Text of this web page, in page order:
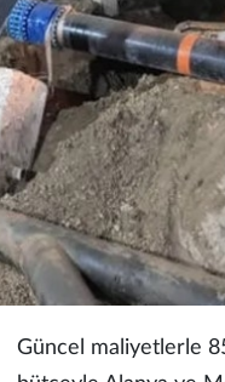
Güncel maliyetlerle